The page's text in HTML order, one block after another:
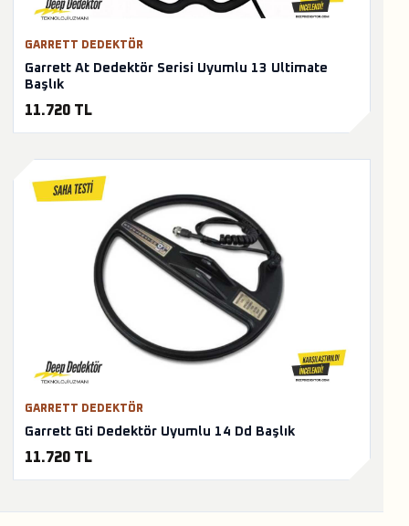
GARRETT DEDEKTÖR
Garrett At Dedektör Serisi Uyumlu 13 Ultimate
Başlık
11.720 TL
GARRETT DEDEKTÖR
Garrett Gti Dedektör Uyumlu 14 Dd Başlık
11.720 TL